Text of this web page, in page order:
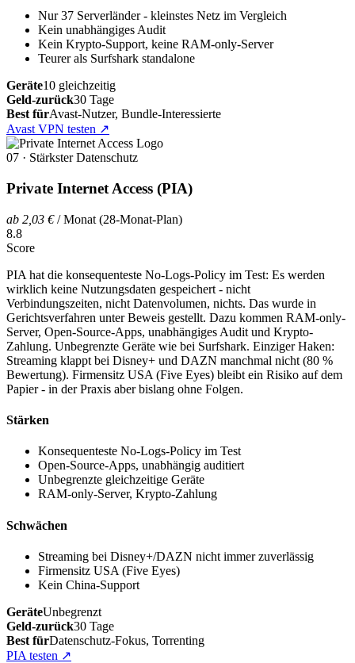
Nur 37 Serverländer - kleinstes Netz im Vergleich
Kein unabhängiges Audit
Kein Krypto-Support, keine RAM-only-Server
Teurer als Surfshark standalone
Geräte10 gleichzeitig
Geld-zurück30 Tage
Best fürAvast-Nutzer, Bundle-Interessierte
Avast VPN testen ↗
07 · Stärkster Datenschutz
Private Internet Access (PIA)
ab 2,03 €/ Monat (28-Monat-Plan)
8.8
Score
PIA hat die konsequenteste No-Logs-Policy im Test: Es werden
wirklich keine Nutzungsdaten gespeichert - nicht
Verbindungszeiten, nicht Datenvolumen, nichts. Das wurde in
Gerichtsverfahren unter Beweis gestellt. Dazu kommen RAM-only-
Server, Open-Source-Apps, unabhängiges Audit und Krypto-
Zahlung. Unbegrenzte Geräte wie bei Surfshark. Einziger Haken:
Streaming klappt bei Disney+ und DAZN manchmal nicht (80 %
Bewertung). Firmensitz USA (Five Eyes) bleibt ein Risiko auf dem
Papier - in der Praxis aber bislang ohne Folgen.
Stärken
Konsequenteste No-Logs-Policy im Test
Open-Source-Apps, unabhängig auditiert
Unbegrenzte gleichzeitige Geräte
RAM-only-Server, Krypto-Zahlung
Schwächen
Streaming bei Disney+/DAZN nicht immer zuverlässig
Firmensitz USA (Five Eyes)
Kein China-Support
GeräteUnbegrenzt
Geld-zurück30 Tage
Best fürDatenschutz-Fokus, Torrenting
PIA testen ↗